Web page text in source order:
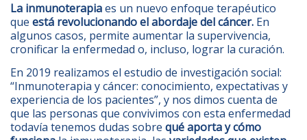
La inmunoterapiaes un nuevo enfoque terapéutico
que está revolucionando el abordaje del cáncer. En
algunos casos, permite aumentar la supervivencia,
cronificar la enfermedad o, incluso, lograr la curación.
En 2019 realizamos el estudio de investigación social:
“Inmunoterapia y cáncer: conocimiento, expectativas y
experiencia de los pacientes”, y nos dimos cuenta de
que las personas que convivimos con esta enfermedad
todavía tenemos dudas sobre qué aporta y cómo